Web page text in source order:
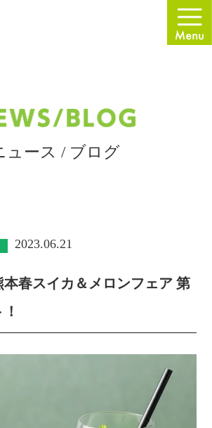
ュース / ブログ
2023.06.21
本春スイカ＆メロンフェア 第